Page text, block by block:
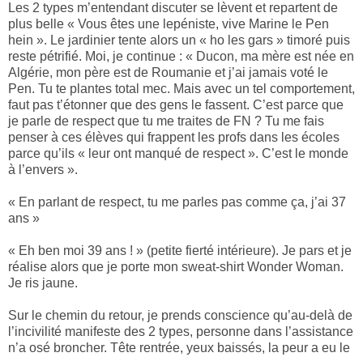
Les 2 types m’entendant discuter se lèvent et repartent de
plus belle « Vous êtes une lepéniste, vive Marine le Pen
hein ». Le jardinier tente alors un « ho les gars » timoré puis
reste pétrifié. Moi, je continue : « Ducon, ma mère est née en
Algérie, mon père est de Roumanie et j’ai jamais voté le
Pen. Tu te plantes total mec. Mais avec un tel comportement,
faut pas t’étonner que des gens le fassent. C’est parce que
je parle de respect que tu me traites de FN ? Tu me fais
penser à ces élèves qui frappent les profs dans les écoles
parce qu’ils « leur ont manqué de respect ». C’est le monde
à l’envers ».
« En parlant de respect, tu me parles pas comme ça, j’ai 37
ans »
« Eh ben moi 39 ans ! » (petite fierté intérieure). Je pars et je
réalise alors que je porte mon sweat-shirt Wonder Woman.
Je ris jaune.
Sur le chemin du retour, je prends conscience qu’au-delà de
l’incivilité manifeste des 2 types, personne dans l’assistance
n’a osé broncher. Tête rentrée, yeux baissés, la peur a eu le